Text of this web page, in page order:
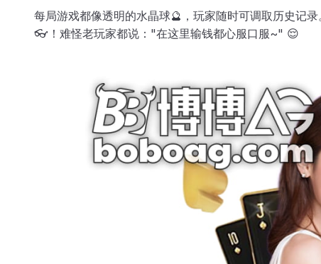
每局游戏都像透明的水晶球🔮，玩家随时可调取历史记
👓！难怪老玩家都说："在这里输钱都心服口服~" 😌